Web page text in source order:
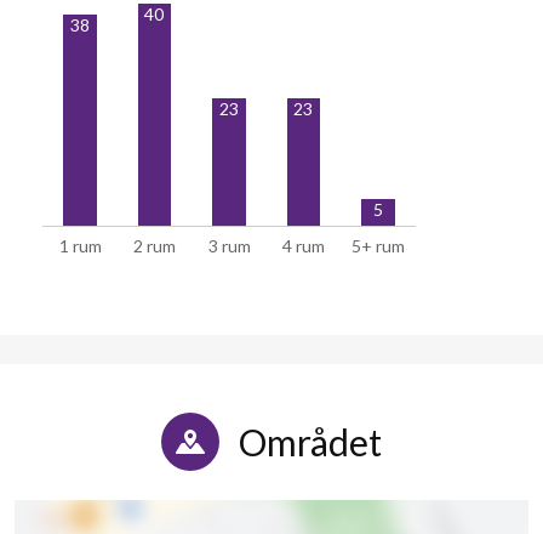
129
1 rum 2 rum 3 rum 4 rum 5+ rum
38
40
23 23
5
Området